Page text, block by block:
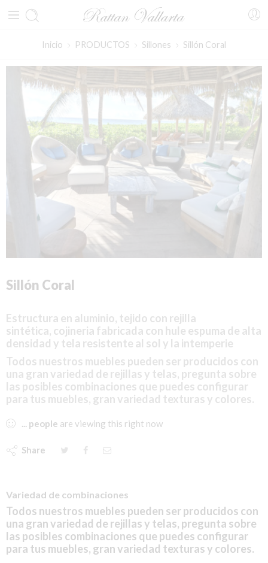
Inicio PRODUCTOS Sillones Sillón Coral
Sillón Coral
Estructura en aluminio, tejido con rejilla
sintética, cojineria fabricada con hule espuma de alta
densidad y tela resistente al sol y la intemperie
Todos nuestros muebles pueden ser producidos con
una gran variedad de rejillas y telas, pregunta sobre
las posibles combinaciones que puedes configurar
para tus muebles, gran variedad texturas y colores.
... people are viewing this right now
Share
Variedad de combinaciones
Todos nuestros muebles pueden ser producidos con
una gran variedad de rejillas y telas, pregunta sobre
las posibles combinaciones que puedes configurar
para tus muebles, gran variedad texturas y colores.